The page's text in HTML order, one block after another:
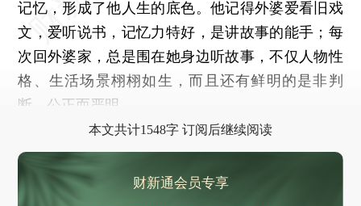
记忆，形成了他人生的底色。他记得外婆爱看旧戏
文，爱听说书，记忆力特好，是讲故事的能手；每
次回外婆家，总是围在她身边听故事，不仅人物性
格、生活场景栩栩如生，而且还有鲜明的是非判
断，公正而严明。
本文共计1548字 订阅后继续阅读
财新通会员专享